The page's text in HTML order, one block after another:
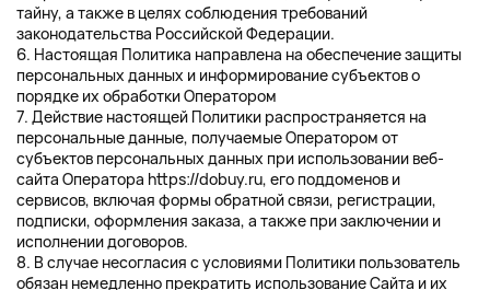
тайну, а также в целях соблюдения требований
законодательства Российской Федерации.
6. Настоящая Политика направлена на обеспечение защиты
персональных данных и информирование субъектов о
порядке их обработки Оператором
7. Действие настоящей Политики распространяется на
персональные данные, получаемые Оператором от
субъектов персональных данных при использовании веб-
сайта Оператора https://dobuy.ru, его поддоменов и
сервисов, включая формы обратной связи, регистрации,
подписки, оформления заказа, а также при заключении и
исполнении договоров.
8. В случае несогласия с условиями Политики пользователь
обязан немедленно прекратить использование Сайта и их